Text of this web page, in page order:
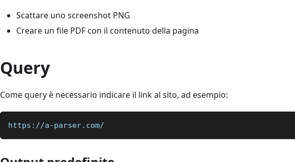
Scattare uno screenshot PNG
Creare un file PDF con il contenuto della pagina
Query
Come query è necessario indicare il link al sito, ad esempio:
https://a-parser.com/